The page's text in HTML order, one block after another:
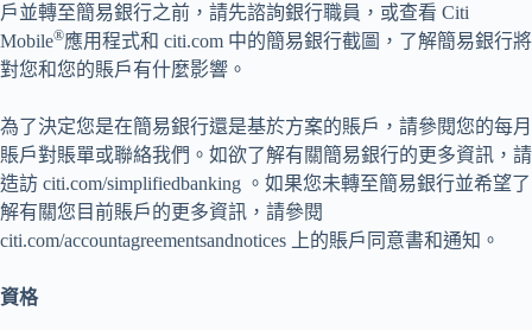
戶並轉至簡易銀行之前，請先諮詢銀行職員，或查看 Citi
Mobile®應用程式和 citi.com 中的簡易銀行截圖，了解簡易銀行將
對您和您的賬戶有什麼影響。
為了決定您是在簡易銀行還是基於方案的賬戶，請參閱您的每月
賬戶對賬單或聯絡我們。如欲了解有關簡易銀行的更多資訊，請
造訪 citi.com/simplifiedbanking 。如果您未轉至簡易銀行並希望了
解有關您目前賬戶的更多資訊，請參閱
citi.com/accountagreementsandnotices 上的賬戶同意書和通知。
資格